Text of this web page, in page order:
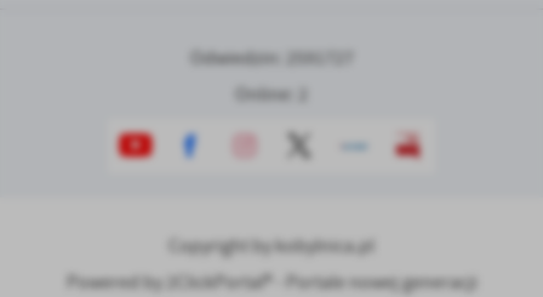
Odwiedzin: 2591727
Online: 2
Copyright by kobylnica.pl
Powered by
2ClickPortal® - Portale nowej generacji